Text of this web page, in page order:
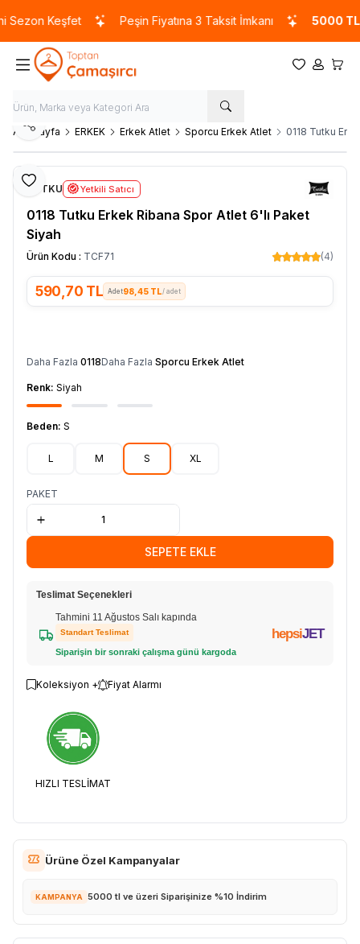
Keşfet Peşin Fiyatına 3 Taksit İmkanı 5000 TL
Favorilerim
Hesabım
Ana Sayfa ERKEK Erkek Atlet Sporcu Erkek Atlet 0118 Tutku
Favoriye Ekle
Paylaş
TUTKU Yetkili Satıcı
0118 Tutku Erkek Ribana Spor Atlet 6'lı Paket
Siyah
Ürün Kodu : TCF71 (4)
590,70 TL 98,45 TL/ adet
Daha Fazla 0118Daha Fazla Sporcu Erkek Atlet
Renk: Siyah
Beden: S
L M S XL
PAKET
SEPETE EKLE
Teslimat Seçenekleri
Tahmini 11 Ağustos Salı kapında
Standart Teslimat
Siparişin bir sonraki çalışma günü kargoda
hepsiJET
Koleksiyon + Fiyat Alarmı
HIZLI TESLİMAT
Ürüne Özel Kampanyalar
KAMPANYA 5000 tl ve üzeri Siparişinize %10 İndirim